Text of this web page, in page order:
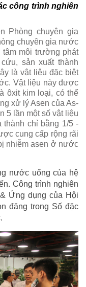
công trình nghiên
Phòng chuyên gia
chuyên gia nước
môi trường phát
sản xuất thành
là vật liệu đặc biệt
Vật liệu này được
ôxit kim loại, có thể
xử lý Asen của As-
5 lần một số vật liệu
thành chỉ bằng 1/5 -
cung cấp rộng rãi
nhiễm asen ở nước
nước uống của hệ
Công trình nghiên
Ứng dụng của Hội
đăng trong Số đặc